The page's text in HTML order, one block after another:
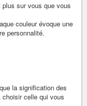
sur vous que vous
couleur évoque une
personnalité.
la signification des
celle qui vous